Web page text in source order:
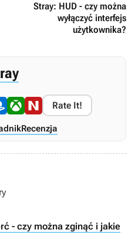
Stray: HUD - czy można
wyłączyć interfejs
użytkownika?
Rate It!
Recenzja
- czy można zginąć i jakie